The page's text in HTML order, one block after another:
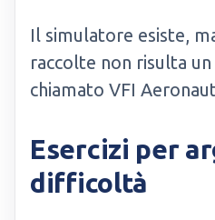
Il simulatore esiste,
raccolte non risulta
chiamato VFI
Esercizi per
difficoltà